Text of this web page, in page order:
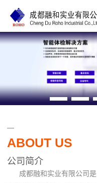
ABOUT US
公司简介
成都融和实业有限公司是